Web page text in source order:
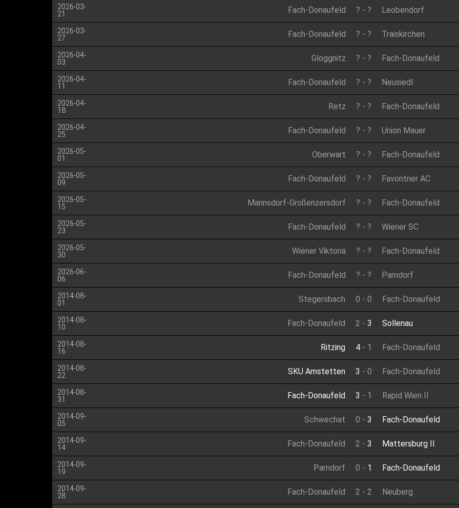
2026-03-
21
Fach-Donaufeld ? - ? Leobendorf
2026-03-
27
Fach-Donaufeld ? - ? Traiskirchen
2026-04-
03
Gloggnitz ? - ? Fach-Donaufeld
2026-04-
11
Fach-Donaufeld ? - ? Neusiedl
2026-04-
18
Retz ? - ? Fach-Donaufeld
2026-04-
25
Fach-Donaufeld ? - ? Union Mauer
2026-05-
01
Oberwart ? - ? Fach-Donaufeld
2026-05-
09
Fach-Donaufeld ? - ? Favoritner AC
2026-05-
15
Mannsdorf-Großenzersdorf ? - ? Fach-Donaufeld
2026-05-
23
Fach-Donaufeld ? - ? Wiener SC
2026-05-
30
Wiener Viktoria ? - ? Fach-Donaufeld
2026-06-
06
Fach-Donaufeld ? - ? Parndorf
2014-08-
01
Stegersbach 0 - 0 Fach-Donaufeld
2014-08-
10
Fach-Donaufeld 2 - 3 Sollenau
2014-08-
16
Ritzing 4 - 1 Fach-Donaufeld
2014-08-
22
SKU Amstetten 3 - 0 Fach-Donaufeld
2014-08-
31
Fach-Donaufeld 3 - 1 Rapid Wien II
2014-09-
05
Schwechat 0 - 3 Fach-Donaufeld
2014-09-
14
Fach-Donaufeld 2 - 3 Mattersburg II
2014-09-
19
Parndorf 0 - 1 Fach-Donaufeld
2014-09-
28
Fach-Donaufeld 2 - 2 Neuberg